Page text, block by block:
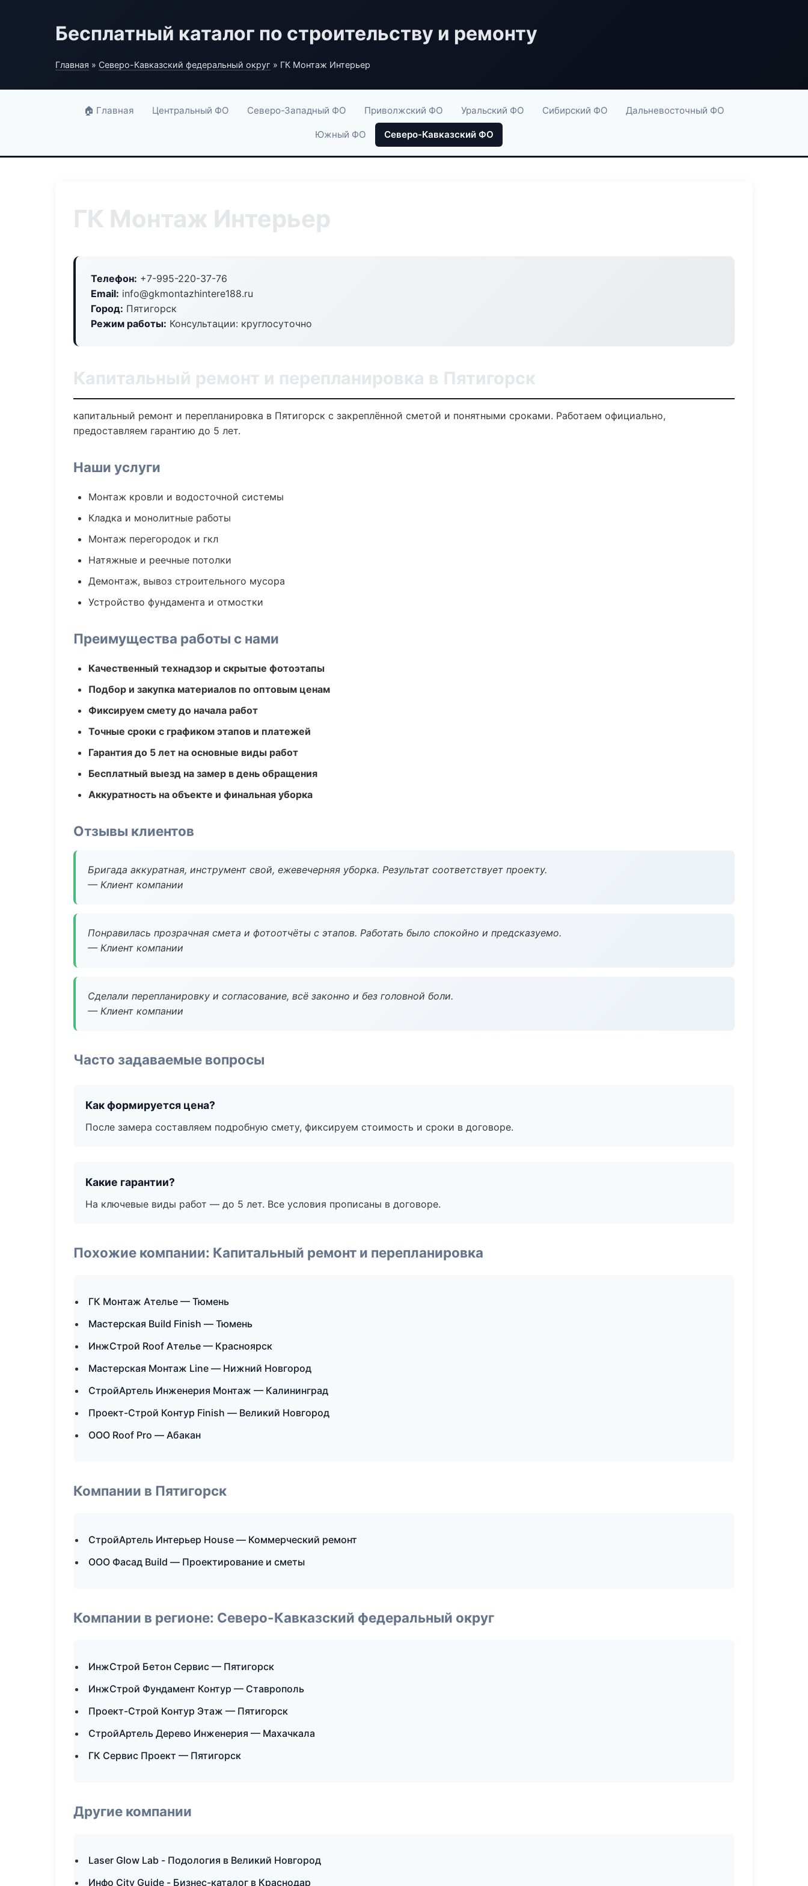
Бесплатный каталог по строительству и ремонту
Главная » Северо-Кавказский федеральный округ » ГК Монтаж Интерьер
🏠 Главная Центральный ФО Северо-Западный ФО Приволжский ФО Уральский ФО Сибирский ФО Дальневосточный ФО
Южный ФО Северо-Кавказский ФО
ГК Монтаж Интерьер
Телефон: +7-995-220-37-76
Email: info@gkmontazhintere188.ru
Город: Пятигорск
Режим работы: Консультации: круглосуточно
Капитальный ремонт и перепланировка в Пятигорск
капитальный ремонт и перепланировка в Пятигорск с закреплённой сметой и понятными сроками. Работаем официально,
предоставляем гарантию до 5 лет.
Наши услуги
Монтаж кровли и водосточной системы
Кладка и монолитные работы
Монтаж перегородок и гкл
Натяжные и реечные потолки
Демонтаж, вывоз строительного мусора
Устройство фундамента и отмостки
Преимущества работы с нами
Качественный технадзор и скрытые фотоэтапы
Подбор и закупка материалов по оптовым ценам
Фиксируем смету до начала работ
Точные сроки с графиком этапов и платежей
Гарантия до 5 лет на основные виды работ
Бесплатный выезд на замер в день обращения
Аккуратность на объекте и финальная уборка
Отзывы клиентов
Бригада аккуратная, инструмент свой, ежевечерняя уборка. Результат соответствует проекту.
— Клиент компании
Понравилась прозрачная смета и фотоотчёты с этапов. Работать было спокойно и предсказуемо.
— Клиент компании
Сделали перепланировку и согласование, всё законно и без головной боли.
— Клиент компании
Часто задаваемые вопросы
Как формируется цена?
После замера составляем подробную смету, фиксируем стоимость и сроки в договоре.
Какие гарантии?
На ключевые виды работ — до 5 лет. Все условия прописаны в договоре.
Похожие компании: Капитальный ремонт и перепланировка
ГК Монтаж Ателье — Тюмень
Мастерская Build Finish — Тюмень
ИнжСтрой Roof Ателье — Красноярск
Мастерская Монтаж Line — Нижний Новгород
СтройАртель Инженерия Монтаж — Калининград
Проект-Строй Контур Finish — Великий Новгород
ООО Roof Pro — Абакан
Компании в Пятигорск
СтройАртель Интерьер House — Коммерческий ремонт
ООО Фасад Build — Проектирование и сметы
Компании в регионе: Северо-Кавказский федеральный округ
ИнжСтрой Бетон Сервис — Пятигорск
ИнжСтрой Фундамент Контур — Ставрополь
Проект-Строй Контур Этаж — Пятигорск
СтройАртель Дерево Инженерия — Махачкала
ГК Сервис Проект — Пятигорск
Другие компании
Laser Glow Lab - Подология в Великий Новгород
Инфо City Guide - Бизнес-каталог в Краснодар